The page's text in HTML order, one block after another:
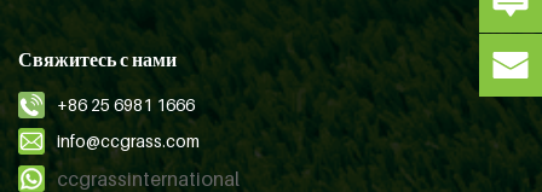
Свяжитесь с нами
+86 25 6981 1666
info@ccgrass.com
ccgrassinternational